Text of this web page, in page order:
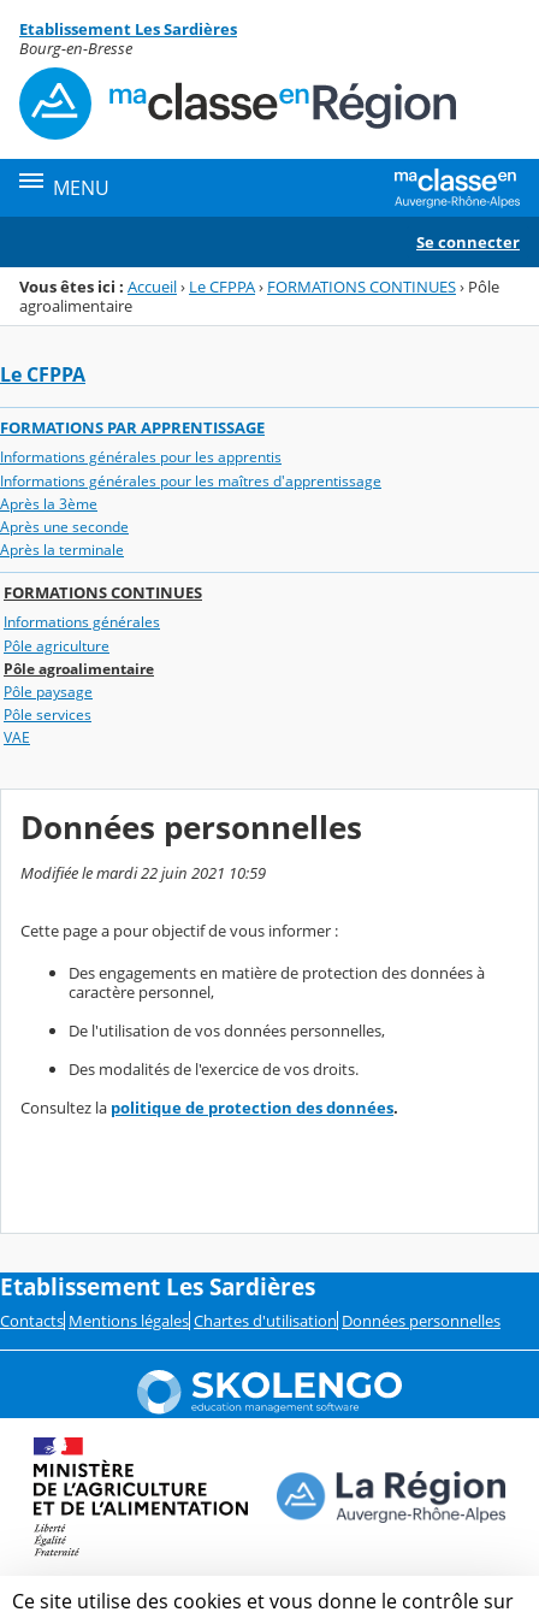
Menu de la rubrique
Contenu
Etablissement Les Sardières
Bourg-en-Bresse
MENU
Se connecter
Vous êtes ici : Accueil› Le CFPPA› FORMATIONS CONTINUES› Pôle
agroalimentaire
Le CFPPA
FORMATIONS PAR APPRENTISSAGE
Informations générales pour les apprentis
Informations générales pour les maîtres d'apprentissage
Après la 3ème
Après une seconde
Après la terminale
FORMATIONS CONTINUES
Informations générales
Pôle agriculture
Pôle agroalimentaire
Pôle paysage
Pôle services
VAE
Données personnelles
Modifiée le mardi 22 juin 2021 10:59
Cette page a pour objectif de vous informer :
Des engagements en matière de protection des données à
caractère personnel,
De l'utilisation de vos données personnelles,
Des modalités de l'exercice de vos droits.
Consultez la politique de protection des données.
Etablissement Les Sardières
Contacts Mentions légales Chartes d'utilisation Données personnelles
Ce site utilise des cookies et vous donne le contrôle sur